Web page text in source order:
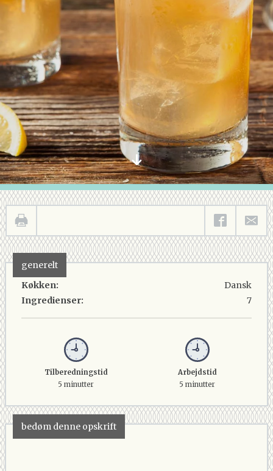
generelt
Køkken:
Ingredienser:
Dansk
7
Tilberedningstid
5 minutter
Arbejdstid
5 minutter
bedøm denne opskrift